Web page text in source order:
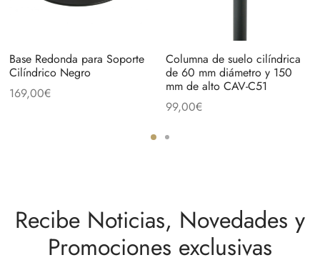
Base Redonda para Soporte
Cilíndrico Negro
169,00€
Columna de suelo cilíndrica
de 60 mm diámetro y 150
mm de alto CAV-C51
99,00€
Recibe Noticias, Novedades y
Promociones exclusivas